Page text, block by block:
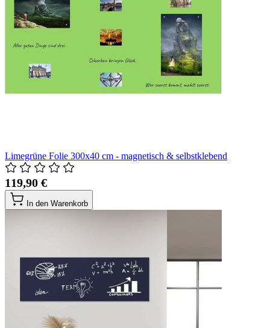
Limegrüne Folie 300x40 cm - magnetisch & selbstklebend
119,90 €
In den Warenkorb